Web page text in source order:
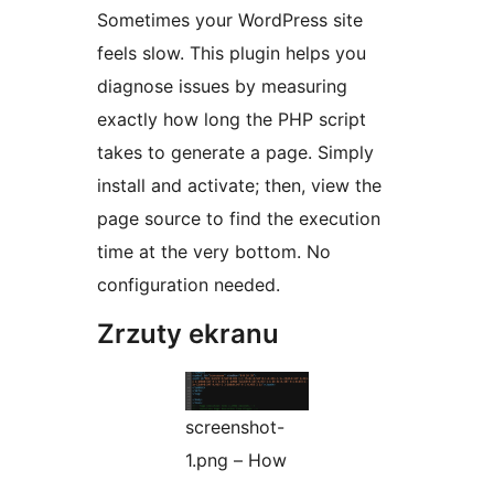
Sometimes your WordPress site
feels slow. This plugin helps you
diagnose issues by measuring
exactly how long the PHP script
takes to generate a page. Simply
install and activate; then, view the
page source to find the execution
time at the very bottom. No
configuration needed.
Zrzuty ekranu
screenshot-
1.png – How